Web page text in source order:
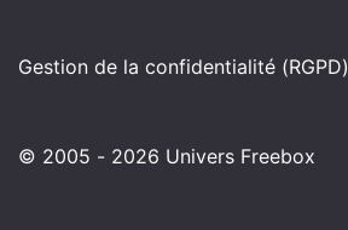
Gestion de la confidentialité (RGPD)
© 2005 - 2026 Univers Freebox